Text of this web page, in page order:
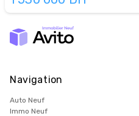
Navigation
Auto Neuf
Immo Neuf